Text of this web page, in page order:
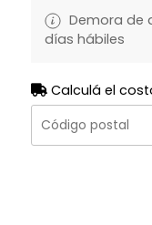
Demora de
días hábiles
Calculá el